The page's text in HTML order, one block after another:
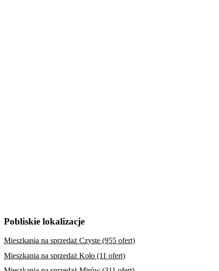
Pobliskie lokalizacje
Mieszkania na sprzedaż Czyste (955 ofert)
Mieszkania na sprzedaż Koło (11 ofert)